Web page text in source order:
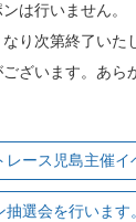
は行いません。
り次第終了いた
ざいます。あら
ース児島主催イ
選会を行います。